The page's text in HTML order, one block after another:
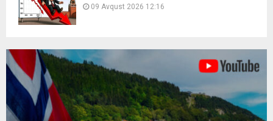
09 Avqust 2026 12:16